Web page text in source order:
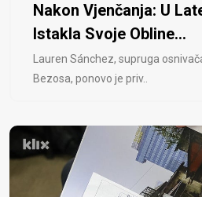
Nakon Vjenčanja: U
Istakla Svoje Obline...
Lauren Sánchez, supruga
Bezosa, ponovo je priv..